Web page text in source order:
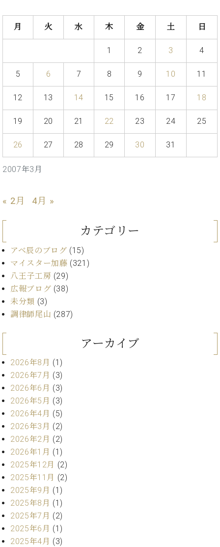
C.
ヒ
ー
/
C.
シ
レ
ジ
デ
ン
ス
シ
ュ
タ
イ
ン
コ
ン
ー
ト
グ
ラ
ン
ド
ピ
ア
ノ
ン・
ジ
パ
ン
取
み
ピ
番
号
音
色
ベ
ュ
を
前
に
ベ
タ
イ
シ
ュ
ー
レ
納
入
実
ホ
ー
ル・
ス
タ
イ
ベ
ト
(お
ら
せ・
デ
情
ー
ン
コ
ン
サ
レ
ッ
ン
イ
ベ
ン
ト
代
理
主
催
イ
ベ
ン
正
ラ
ー・
取
ロ
ン・
調
律
で
メルマガ登録
趣
味
か
格
方
ま
で
大
歓
ベヒ
ン・
シュ
ーレ
音楽
ベ
ヒ
シ
ュ
タ
イ
ン
セ
ン
会
イ
ン・
ジ
問
合
せ
2007年3月
月 火 水 木 金 土 日
1 2 3 4
5 6 7 8 9 10 11
12 13 14 15 16 17 18
19 20 21 22 23 24 25
26 27 28 29 30 31
« 2月 4月 »
カテゴリー
アベ辰のブログ (15)
マイスター加藤 (321)
八王子工房 (29)
広報ブログ (38)
未分類 (3)
調律師尾山 (287)
アーカイブ
2026年8月 (1)
2026年7月 (3)
2026年6月 (3)
2026年5月 (3)
2026年4月 (5)
2026年3月 (2)
2026年2月 (2)
2026年1月 (1)
2025年12月 (2)
2025年11月 (2)
2025年9月 (1)
2025年8月 (1)
2025年7月 (2)
2025年6月 (1)
2025年4月 (3)